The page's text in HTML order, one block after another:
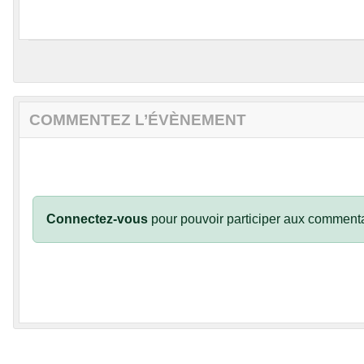
COMMENTEZ L’ÉVÈNEMENT
Connectez-vous pour pouvoir participer aux